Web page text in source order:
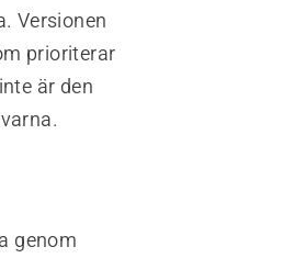
Versionen
prioriterar
är den
genom